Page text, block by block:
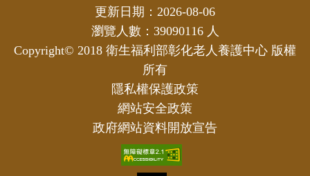
更新日期：2026-08-06
瀏覽人數：39090116 人
Copyright© 2018 衛生福利部彰化老人養護中心 版權
所有
隱私權保護政策
網站安全政策
政府網站資料開放宣告